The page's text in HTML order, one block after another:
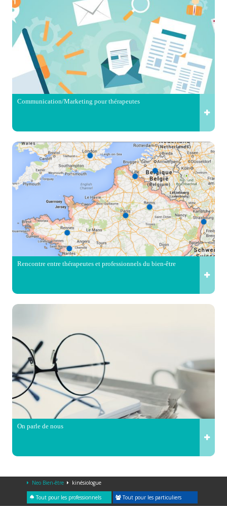
Communication/Marketing pour thérapeutes
Rencontre entre thérapeutes et professionnels du bien-être
On parle de nous
Neo Bien-être kinésiologue
Tout pour les professionnels Tout pour les particuliers